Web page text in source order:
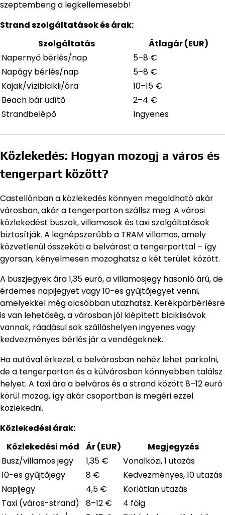
szeptemberig a legkellemesebb!
Strand szolgáltatások és árak:
Szolgáltatás
Átlagár (EUR)
Napernyő bérlés/nap
5–8 €
Napágy bérlés/nap
5–8 €
Kajak/vízibicikli/óra
10–15 €
Beach bár üdítő
2–4 €
Strandbelépő
Ingyenes
Közlekedés: Hogyan mozogj a város és
tengerpart között?
Castellónban a közlekedés könnyen megoldható akár
városban, akár a tengerparton szállsz meg. A városi
közlekedést buszok, villamosok és taxi szolgáltatások
biztosítják. A legnépszerűbb a TRAM villamos, amely
közvetlenül összeköti a belvárost a tengerparttal – így
gyorsan, kényelmesen mozoghatsz a két terület között.
A buszjegyek ára 1,35 euró, a villamosjegy hasonló árú, de
érdemes napijegyet vagy 10-es gyűjtőjegyet venni,
amelyekkel még olcsóbban utazhatsz. Kerékpárbérlésre
is van lehetőség, a városban jól kiépített biciklisávok
vannak, ráadásul sok szálláshelyen ingyenes vagy
kedvezményes bérlés jár a vendégeknek.
Ha autóval érkezel, a belvárosban nehéz lehet parkolni,
de a tengerparton és a külvárosban könnyebben találsz
helyet. A taxi ára a belváros és a strand között 8–12 euró
körül mozog, így akár csoportban is megéri ezzel
közlekedni.
Közlekedési árak:
Közlekedési mód
Ár (EUR)
Megjegyzés
Busz/villamos jegy
1,35 €
Vonalközi, 1 utazás
10-es gyűjtőjegy
8 €
Kedvezményes, 10 utazás
Napijegy
4,5 €
Korlátlan utazás
Taxi (város-strand)
8–12 €
4 főig